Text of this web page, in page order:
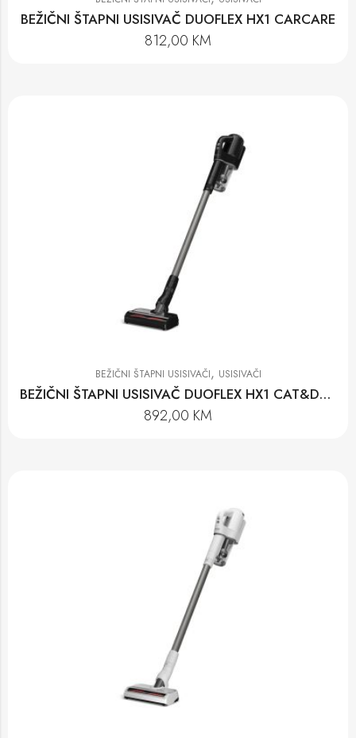
BEŽIČNI ŠTAPNI USISIVAČ DUOFLEX HX1 CARCARE
812,00 KM
BEŽIČNI ŠTAPNI USISIVAČI, USISIVAČI
BEŽIČNI ŠTAPNI USISIVAČ DUOFLEX HX1 CAT&DOG
892,00 KM